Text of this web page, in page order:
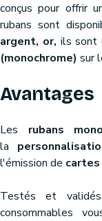
conçus pour offrir
rubans sont
argent, or, ils sont
(monochrome) sur
Avantages
Les rubans
la
l'émission de cartes
Testés et
consommables